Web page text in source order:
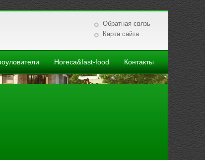
Обратная связь
Карта сайта
Horeca&fast-food Контакты